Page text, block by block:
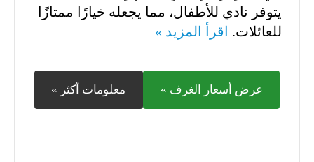
يتوفر نادي للأطفال، مما يجعله خيارًا ممتازًا
للعائلات.
اقرأ المزيد »
عرض أسعار الغرف » معلومات أكثر »